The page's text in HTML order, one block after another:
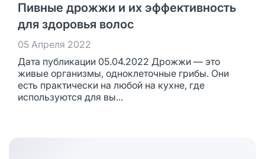
Пивные дрожжи и их эффективность
для здоровья волос
05 Апреля 2022
Дата публикации 05.04.2022 Дрожжи — это
живые организмы, одноклеточные грибы. Они
есть практически на любой на кухне, где
используются для вы...